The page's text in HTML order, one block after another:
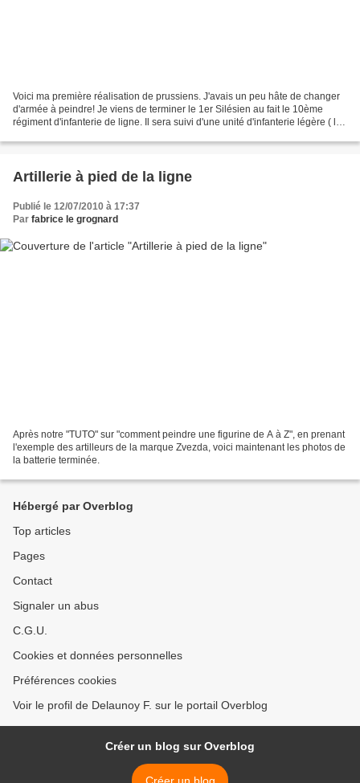
Voici ma première réalisation de prussiens. J'avais un peu hâte de changer
d'armée à peindre! Je viens de terminer le 1er Silésien au fait le 10ème
régiment d'infanterie de ligne. Il sera suivi d'une unité d'infanterie légère ( le
Artillerie à pied de la ligne
Publié le 12/07/2010 à 17:37
Par fabrice le grognard
Après notre "TUTO" sur "comment peindre une figurine de A à Z", en prenant
l'exemple des artilleurs de la marque Zvezda, voici maintenant les photos de
la batterie terminée.
Hébergé par Overblog
Top articles
Pages
Contact
Signaler un abus
C.G.U.
Cookies et données personnelles
Préférences cookies
Voir le profil de Delaunoy F. sur le portail Overblog
Créer un blog sur Overblog